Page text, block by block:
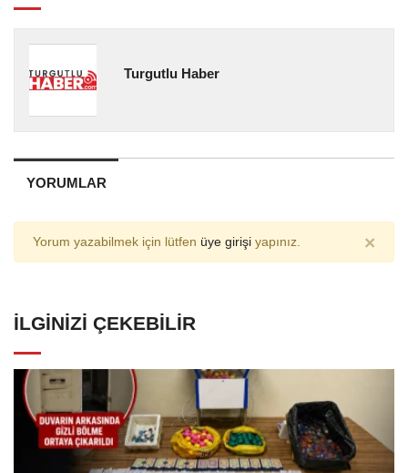
Turgutlu Haber
YORUMLAR
Yorum yazabilmek için lütfen üye girişi yapınız. ×
İLGINIZI ÇEKEBILIR